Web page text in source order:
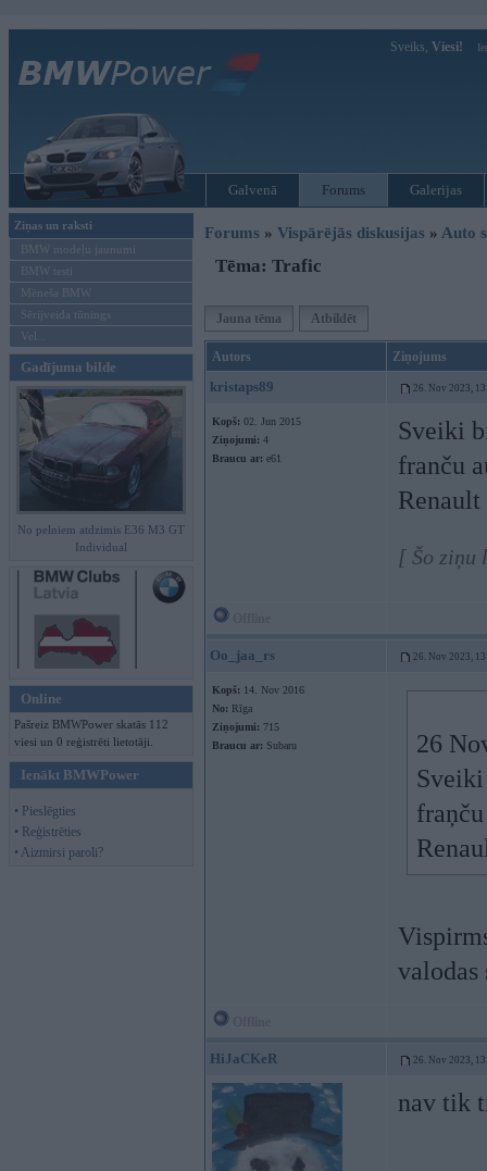
Sveiks, Viesi!
Galvenā Forums Galerijas
Ziņas un raksti
BMW modeļu jaunumi
BMW testi
Mēneša BMW
Sērijveida tūnings
Vel...
Gadījuma bilde
No pelniem atdzimis E36 M3 GT
Individual
Online
Pašreiz BMWPower skatās 112
viesi un 0 reģistrēti lietotāji.
Ienākt BMWPower
• Pieslēgties
• Reģistrēties
• Aizmirsi paroli?
Forums » Vispārējās diskusijas » Auto
Tēma: Trafic
Jauna tēma Atbildēt
Autors Ziņojums
kristaps89 26. Nov 2023,
Kopš: 02. Jun 2015
Ziņojumi: 4
Braucu ar: e61
Sveiki
franču
[ Šo ziņu
Oo_jaa_rs 26. Nov 2023,
Kopš: 14. Nov 2016
No: Rīga
Ziņojumi: 715
Braucu ar: Subaru
26
HiJaCKeR 26. Nov 2023,
nav tik